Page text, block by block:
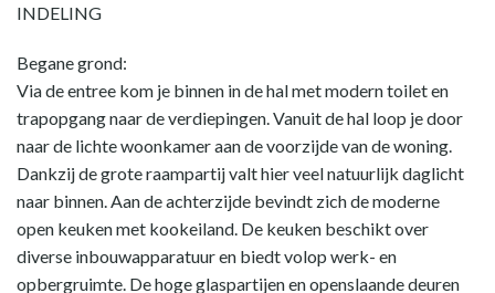
INDELING
Begane grond:
Via de entree kom je binnen in de hal met modern toilet en
trapopgang naar de verdiepingen. Vanuit de hal loop je door
naar de lichte woonkamer aan de voorzijde van de woning.
Dankzij de grote raampartij valt hier veel natuurlijk daglicht
naar binnen. Aan de achterzijde bevindt zich de moderne
open keuken met kookeiland. De keuken beschikt over
diverse inbouwapparatuur en biedt volop werk- en
opbergruimte. De hoge glaspartijen en openslaande deuren